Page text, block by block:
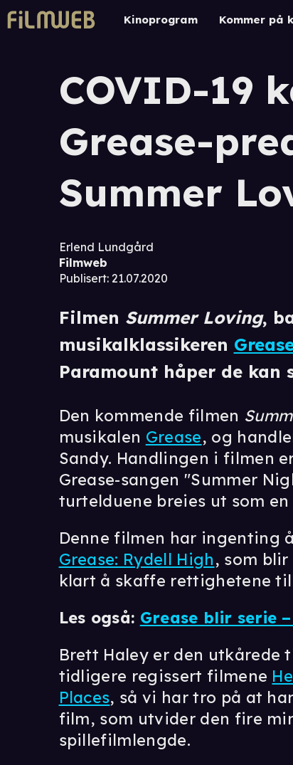
Kinoprogram Kommer på
COVID-19
Grease-
Summer
Erlend Lundgård
Filmweb
Publisert: 21.07.2020
Filmen Summer Loving,
musikalklassikeren
Paramount håper de kan
Den kommende filmen
musikalen Grease, og
Sandy. Handlingen i filmen
Grease-sangen "Summer
turtelduene breies ut som
Denne filmen har ingenting
Grease: Rydell High, som
klart å skaffe rettighetene til
Les også: Grease blir serie
Brett Haley er den utkårede
tidligere regissert filmene
Places, så vi har tro på at
film, som utvider den fire
spillefilmlengde.